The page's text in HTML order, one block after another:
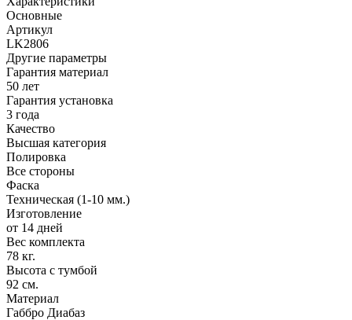
Основные
Артикул
LK2806
Другие параметры
Гарантия материал
50 лет
Гарантия установка
3 года
Качество
Высшая категория
Полировка
Все стороны
Фаска
Техническая (1-10 мм.)
Изготовление
от 14 дней
Вес комплекта
78 кг.
Высота с тумбой
92 см.
Материал
Габбро Диабаз